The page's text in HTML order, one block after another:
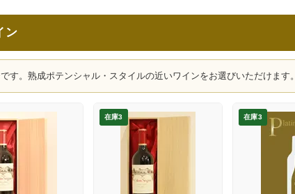
ン
す。熟成ポテンシャル・スタイルの近いワインをお選びいただけます。
在庫3 在庫3